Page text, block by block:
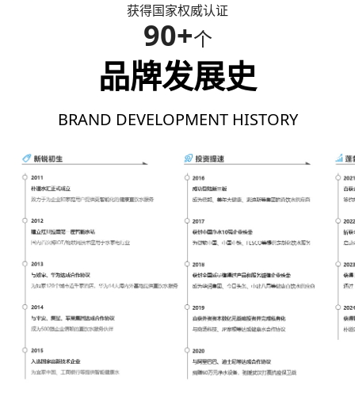
获得国家权威认证
90+个
品牌发展史
BRAND DEVELOPMENT HISTORY